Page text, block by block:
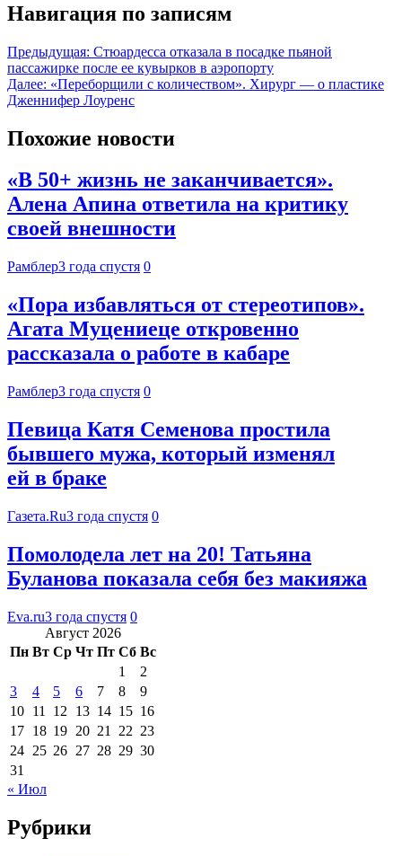
Навигация по записям
Предыдущая: Стюардесса отказала в посадке пьяной
пассажирке после ее кувырков в аэропорту
Далее: «Переборщили с количеством». Хирург — о пластике
Дженнифер Лоуренс
Похожие новости
«В 50+ жизнь не заканчивается».
Алена Апина ответила на критику
своей внешности
Рамблер3 года спустя 0
«Пора избавляться от стереотипов».
Агата Муцениеце откровенно
рассказала о работе в кабаре
Рамблер3 года спустя 0
Певица Катя Семенова простила
бывшего мужа, который изменял
ей в браке
Газета.Ru3 года спустя 0
Помолодела лет на 20! Татьяна
Буланова показала себя без макияжа
Eva.ru3 года спустя 0
Август 2026
Пн Вт Ср Чт Пт Сб Вс
1
2
3
4 5 6 7 8
9
10 11 12 13 14 15 16
17 18 19 20 21 22 23
24 25 26 27 28 29 30
31
« Июл
Рубрики